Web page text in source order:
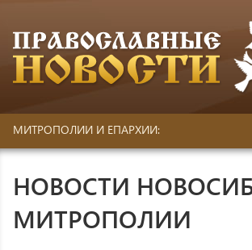
МИТРОПОЛИИ И ЕПАРХИИ:
НОВОСТИ
МИТРОПОЛИИ